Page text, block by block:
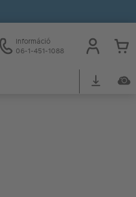
Információ
06-1-451-1088